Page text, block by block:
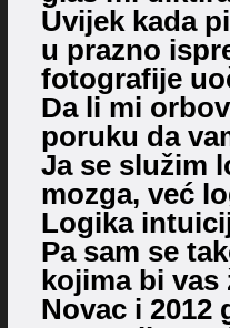
Uvijek kada
u prazno
fotografije
Da li mi
poruku da
Ja se služim
mozga, već
Logika
Pa sam se
kojima bi vas
Novac i